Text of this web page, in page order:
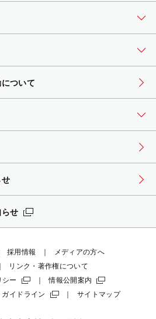
ついて
せ
採用情報
メディアの方へ
リンク・著作権について
シー
情報公開案内
イドライン
サイトマップ